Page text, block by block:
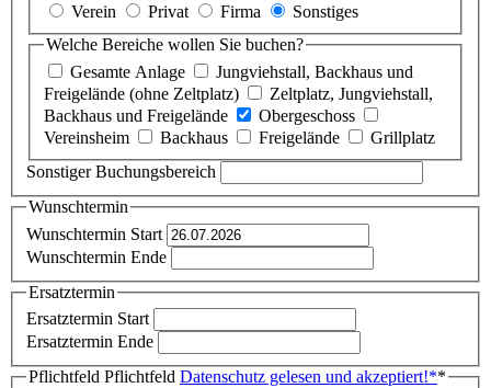
Verein
Privat Firma
Sonstiges
Welche Bereiche wollen Sie buchen?
Gesamte Anlage
Jungviehstall, Backhaus und
Freigelände (ohne Zeltplatz)
Zeltplatz, Jungviehstall,
Backhaus und Freigelände
Obergeschoss
Vereinsheim
Backhaus Freigelände
Grillplatz
Sonstiger Buchungsbereich
Wunschtermin
Wunschtermin Start
Wunschtermin Ende
Ersatztermin
Ersatztermin Start
Ersatztermin Ende
Pflichtfeld Pflichtfeld Datenschutz gelesen und akzeptiert!**